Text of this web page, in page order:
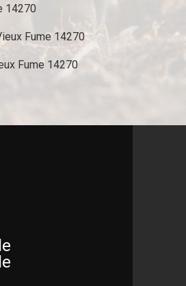
14270
Fume 14270
Fume 14270